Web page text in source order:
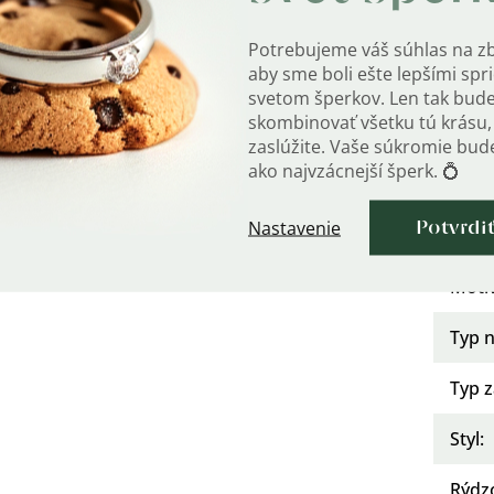
Potrebujeme váš súhlas na
aby sme boli ešte lepšími
svetom šperkov. Len tak
skombinovať všetku tú
zaslúžite. Vaše súkromie
ako najvzácnejší šperk. 💍
Nastavenie
?
Motív
Typ
Typ
Styl: